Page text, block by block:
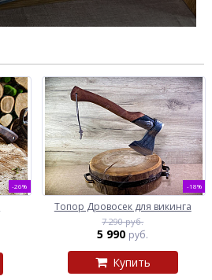
-26% -18%
Топор Дровосек для викинга
7 290 руб.
5 990 руб.
Купить